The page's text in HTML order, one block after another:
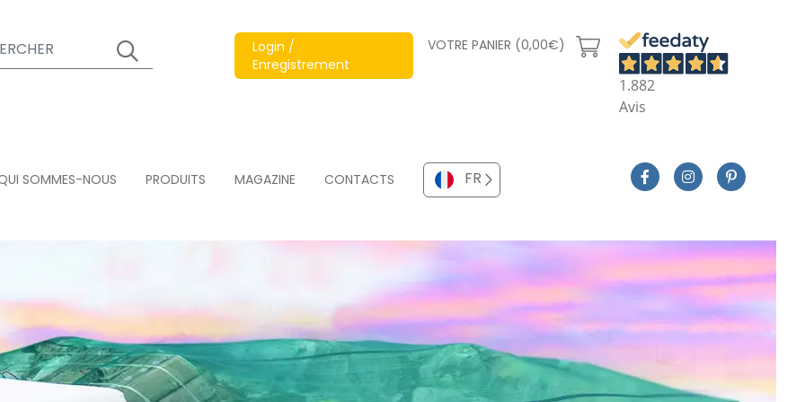
Login /
Enregistrement
VOTRE PANIER (0,00€)
1.882
Avis
SOMMES-NOUS PRODUITS MAGAZINE CONTACTS FR